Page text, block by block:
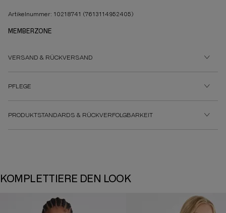
Artikelnummer: 10218741 (7613114952405)
MEMBERZONE
VERSAND & RÜCKVERSAND
PFLEGE
PRODUKTSTANDARDS & RÜCKVERFOLGBARKEIT
KOMPLETTIERE DEN LOOK